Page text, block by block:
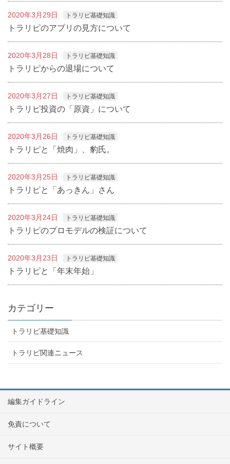
2020年3月29日 トラリピ基礎知識
トラリピのアプリの見方について
2020年3月28日 トラリピ基礎知識
トラリピからの退場について
2020年3月27日 トラリピ基礎知識
トラリピ投資の「原資」について
2020年3月26日 トラリピ基礎知識
トラリピと「焼肉」、豹氏。
2020年3月25日 トラリピ基礎知識
トラリピと「あっきん」さん
2020年3月24日 トラリピ基礎知識
トラリピのプロモデルの検証について
2020年3月23日 トラリピ基礎知識
トラリピと「年末年始」
カテゴリー
トラリピ基礎知識
トラリピ関連ニュース
編集ガイドライン
免責について
サイト概要